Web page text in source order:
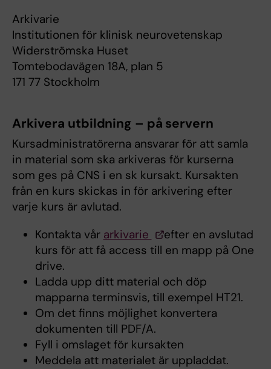
Arkivarie
Institutionen för klinisk neurovetenskap
Widerströmska Huset
Tomtebodavägen 18A, plan 5
171 77 Stockholm
Arkivera utbildning – på servern
Kursadministratörerna ansvarar för att samla
in material som ska arkiveras för kurserna
som ges på CNS i en sk kursakt. Kursakten
från en kurs skickas in för arkivering efter
varje kurs är avlutad.
Kontakta vår arkivarie
efter en avslutad
kurs för att få access till en mapp på One
drive.
Ladda upp ditt material och döp
mapparna terminsvis, till exempel HT21.
Om det finns möjlighet konvertera
dokumenten till PDF/A.
Fyll i omslaget för kursakten
Meddela att materialet är uppladdat.